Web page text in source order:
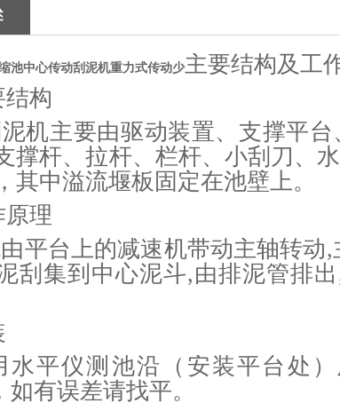
池中心传动刮泥机重力式传动少主要结构及工
结构
机主要由驱动装置、支撑平
撑杆、拉杆、栏杆、小刮刀、
其中溢流堰板固定在池壁上。
原理
平台上的减速机带动主轴转动,
刮集到中心泥斗,由排泥管排
水平仪测池沿（安装平台处
如有误差请找平。